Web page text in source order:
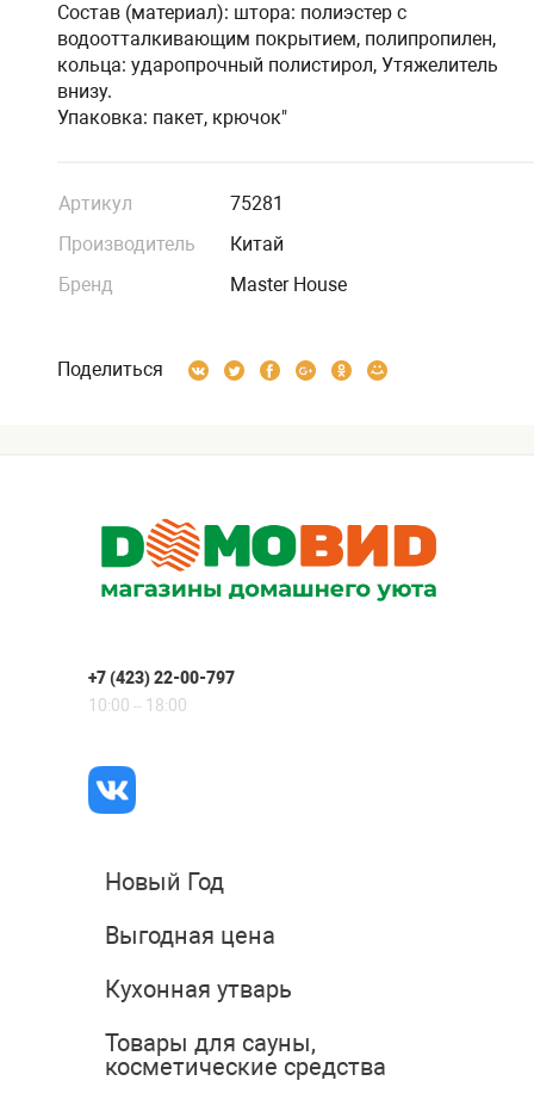
Состав (материал): штора: полиэстер с
водоотталкивающим покрытием, полипропилен,
кольца: ударопрочный полистирол, Утяжелитель
внизу.
Упаковка: пакет, крючок"
Артикул
75281
Производитель
Китай
Бренд
Master House
Поделиться
+7 (423) 22-00-797
10:00 – 18:00
Новый Год
Выгодная цена
Кухонная утварь
Товары для сауны,
косметические средства